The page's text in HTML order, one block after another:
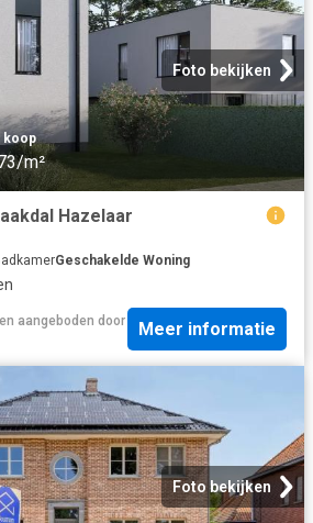
Foto bekijken
koop
m²
Hazelaar
Geschakelde Woning
aangeboden door
Meer informatie
Foto bekijken